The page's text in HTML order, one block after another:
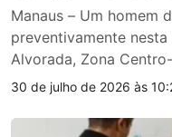
Manaus – Um homem
preventivamente
Alvorada, Zona
30 de julho de 2026 às